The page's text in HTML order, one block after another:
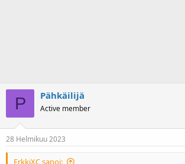
P Pähkäilijä
Active member
28 Helmikuu 2023
ErkkiXC sanoi: